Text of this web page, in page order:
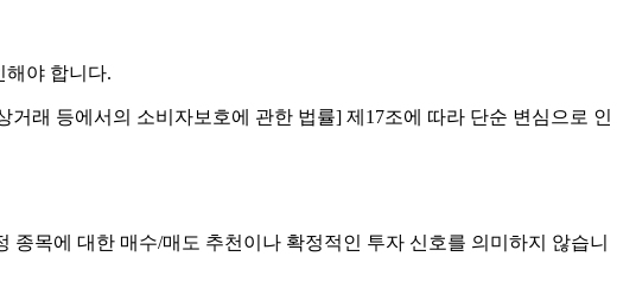
해야 합니다.
래 등에서의 소비자보호에 관한 법률] 제17조에 따라 단순 변심으로 인
종목에 대한 매수/매도 추천이나 확정적인 투자 신호를 의미하지 않습니